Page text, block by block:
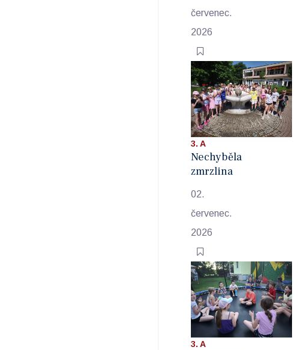
červenec.
2026
3. A
Nechyběla
zmrzlina
02.
červenec.
2026
3. A